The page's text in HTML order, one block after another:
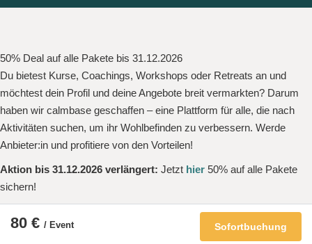
80 € / Event Sofortbuchung
50% Deal auf alle Pakete bis 31.12.2026
Du bietest Kurse, Coachings, Workshops oder Retreats an und
möchtest dein Profil und deine Angebote breit vermarkten? Darum
haben wir calmbase geschaffen – eine Plattform für alle, die nach
Aktivitäten suchen, um ihr Wohlbefinden zu verbessern. Werde
Anbieter:in und profitiere von den Vorteilen!
Aktion bis 31.12.2026 verlängert: Jetzt hier 50% auf alle Pakete
sichern!